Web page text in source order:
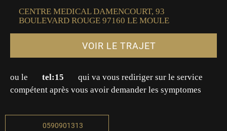
CENTRE MEDICAL DAMENCOURT, 93
BOULEVARD ROUGE 97160 LE MOULE
VOIR LE TRAJET
ou le tel:15 qui va vous rediriger sur le service
compétent après vous avoir demander les symptomes
0590901313